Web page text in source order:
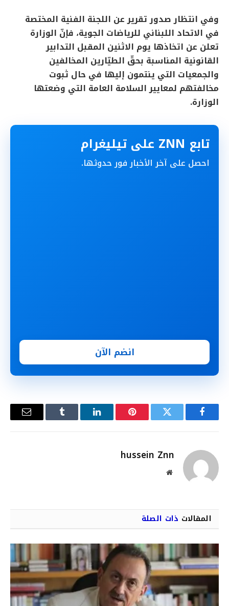
وفي انتظار صدور تقرير عن اللجنة الفنية المختصة
في الاتحاد اللبناني للرياضات الجوية، فإنّ الوزارة
تعلن عن اتخاذها يوم الاثنين المقبل التدابير
القانونية المناسبة بحقّ الطيّارين المخالفين
والجمعيات التي ينتمون إليها في حال ثبوت
مخالفتهم لمعايير السلامة العامة التي وضعتها
الوزارة.
تابع ZNN على تيليغرام
احصل على آخر الأخبار فور حدوثها.
انضم الآن
فيسبوك تويتر بينتيريستلينكدإن Tumblr
البريد
hussein Znn
موقع
المقالات ذات الصلة